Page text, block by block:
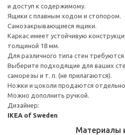
и доступ к содержимому.
Ящики с плавным ходом и стопором.
Самозакрывающиеся ящики.
Каркас имеет устойчивую
толщиной 18 мм.
Для различного типа стен
Выберите подходящие для ваших
саморезы и т. п. (не прилагаются).
Ножки и цоколи продаются отдельно.
Можно дополнить ручкой.
Дизайнер:
IKEA of Sweden
Материалы